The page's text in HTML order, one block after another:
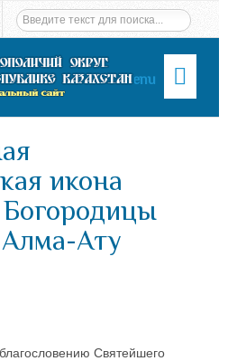
Menu
икона
Ату
Святейшего